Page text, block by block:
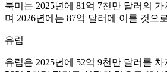
북미는 2025년에 81억 7천만 달러의
며 2026년에는 87억 달러에 이를 것으
유럽
유럽은 2025년에 52억 9천만 달러를